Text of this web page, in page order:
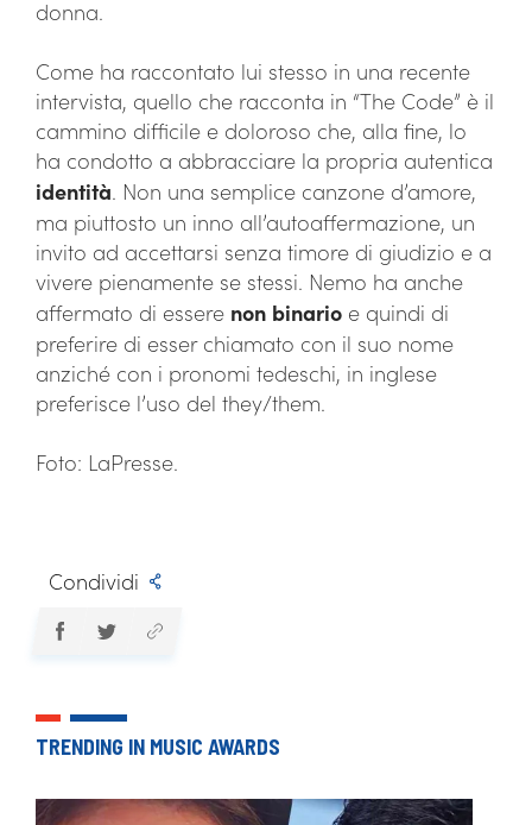
donna.
Come ha raccontato lui stesso in una recente
intervista, quello che racconta in “The Code” è il
cammino difficile e doloroso che, alla fine, lo
ha condotto a abbracciare la propria autentica
identità. Non una semplice canzone d’amore,
ma piuttosto un inno all’autoaffermazione, un
invito ad accettarsi senza timore di giudizio e a
vivere pienamente se stessi. Nemo ha anche
affermato di essere non binario e quindi di
preferire di esser chiamato con il suo nome
anziché con i pronomi tedeschi, in inglese
preferisce l’uso del they/them.
Foto: LaPresse.
Condividi
TRENDING IN MUSIC AWARDS